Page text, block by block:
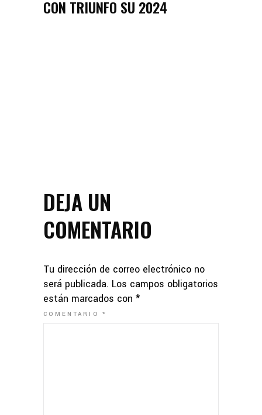
CON TRIUNFO SU 2024
DEJA UN
COMENTARIO
Tu dirección de correo electrónico no
será publicada. Los campos obligatorios
están marcados con *
COMENTARIO*